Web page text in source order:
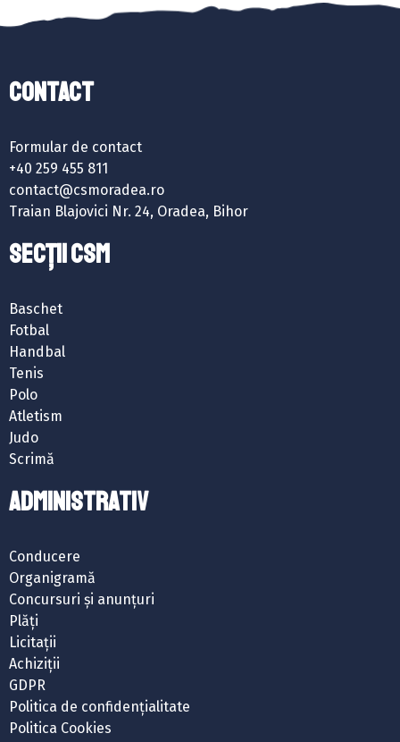
Contact
Formular de contact
+40 259 455 811
contact@csmoradea.ro
Traian Blajovici Nr. 24, Oradea, Bihor
SECȚII CSM
Baschet
Fotbal
Handbal
Tenis
Polo
Atletism
Judo
Scrimă
ADMINISTRATIV
Conducere
Organigramă
Concursuri și anunțuri
Plăți
Licitații
Achiziții
GDPR
Politica de confidențialitate
Politica Cookies